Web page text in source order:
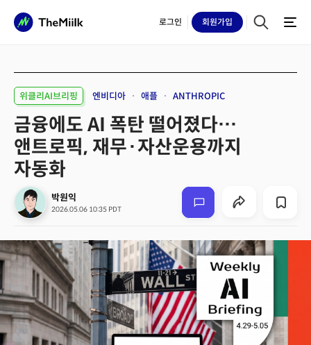
로그인 회원가입
위클리AI브리핑 엔비디아 애플 ANTHROPIC
금융에도 AI 폭탄 떨어졌다…
앤트로픽, 재무·자산운용까지
자동화
박원익
2026.05.06 10:35 PDT